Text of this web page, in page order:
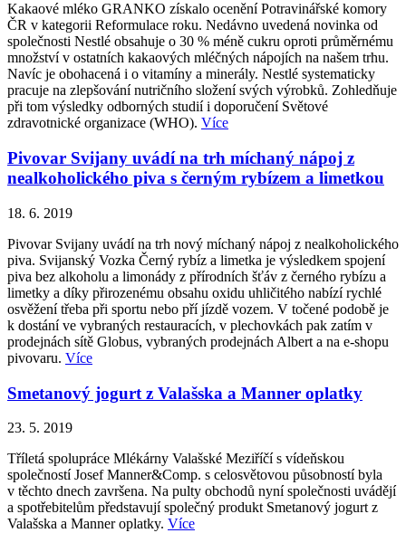
Kakaové mléko GRANKO získalo ocenění Potravinářské komory
ČR v kategorii Reformulace roku. Nedávno uvedená novinka od
společnosti Nestlé obsahuje o 30 % méně cukru oproti průměrnému
množství v ostatních kakaových mléčných nápojích na našem trhu.
Navíc je obohacená i o vitamíny a minerály. Nestlé systematicky
pracuje na zlepšování nutričního složení svých výrobků. Zohledňuje
při tom výsledky odborných studií i doporučení Světové
zdravotnické organizace (WHO). Více
Pivovar Svijany uvádí na trh míchaný nápoj z
nealkoholického piva s černým rybízem a limetkou
18. 6. 2019
Pivovar Svijany uvádí na trh nový míchaný nápoj z nealkoholického
piva. Svijanský Vozka Černý rybíz a limetka je výsledkem spojení
piva bez alkoholu a limonády z přírodních šťáv z černého rybízu a
limetky a díky přirozenému obsahu oxidu uhličitého nabízí rychlé
osvěžení třeba při sportu nebo pří jízdě vozem. V točené podobě je
k dostání ve vybraných restauracích, v plechovkách pak zatím v
prodejnách sítě Globus, vybraných prodejnách Albert a na e-shopu
pivovaru. Více
Smetanový jogurt z Valašska a Manner oplatky
23. 5. 2019
Tříletá spolupráce Mlékárny Valašské Meziříčí s vídeňskou
společností Josef Manner&Comp. s celosvětovou působností byla
v těchto dnech završena. Na pulty obchodů nyní společnosti uvádějí
a spotřebitelům představují společný produkt Smetanový jogurt z
Valašska a Manner oplatky. Více